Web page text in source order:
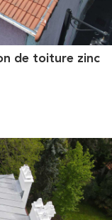
de toiture zinc